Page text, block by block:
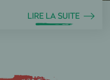
LIRE LA SUITE